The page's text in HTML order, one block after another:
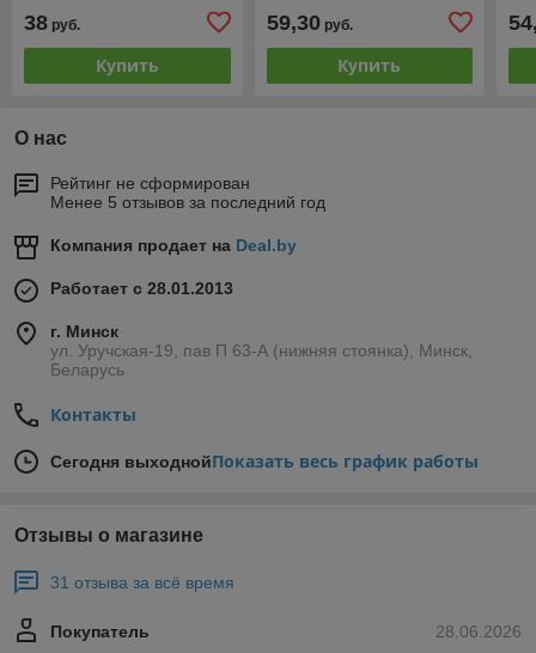
38 руб.
Купить
59,30руб.
Купить
О нас
Рейтинг не сформирован
Менее 5 отзывов за последний год
Компания продает на Deal.by
Работает с 28.01.2013
г. Минск
ул. Уручская-19, пав П 63-А (нижняя стоянка), Минск,
Беларусь
Контакты
Сегодня выходнойПоказать весь график работы
Отзывы о магазине
31 отзыва за всё время
28.06.2026
Покупатель